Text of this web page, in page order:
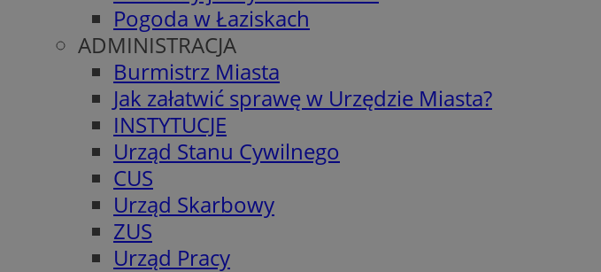
Pogoda w Łaziskach
ADMINISTRACJA
Burmistrz Miasta
Jak załatwić sprawę w Urzędzie Miasta?
INSTYTUCJE
Urząd Stanu Cywilnego
CUS
Urząd Skarbowy
ZUS
Urząd Pracy